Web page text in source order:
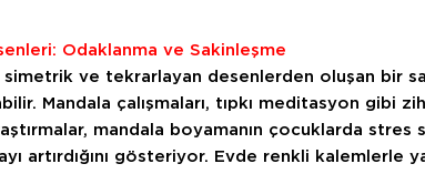
Odaklanma ve Sakinleşme
simetrik ve tekrarlayan desenlerden oluşan bir
Mandala çalışmaları, tıpkı meditasyon gibi
mandala boyamanın çocuklarda stres
artırdığını gösteriyor. Evde renkli kalemlerle